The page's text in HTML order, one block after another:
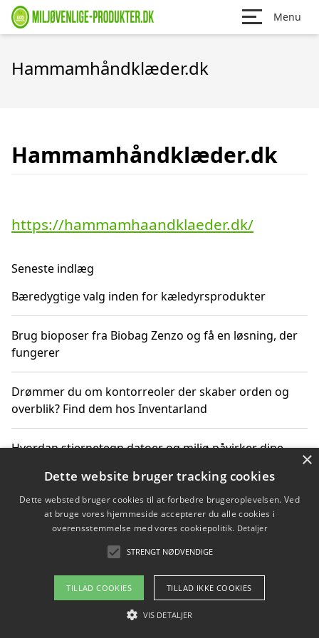
Menu
Hammamhåndklæder.dk
Hammamhåndklæder.dk
https://hammamhaandklaeder.dk/
Seneste indlæg
Bæredygtige valg inden for kæledyrsprodukter
Brug bioposer fra Biobag Zenzo og få en løsning, der
fungerer
Drømmer du om kontorreoler der skaber orden og
overblik? Find dem hos Inventarland
Hvordan stjernetegn datoer og miljø påvirker dine
Bæredygtige gadgets til en grønnere hverdag
Om / kontakt
Blog Betingelser
×
Dette website bruger tracking cookies
Dette websted bruger cookies til at forbedre brugeroplevelsen. Ved
at bruge vores hjemmeside accepterer du alle cookies i
overensstemmelse med vores cookiepolitik. Detaljer
STRENGT NØDVENDIGE
TILLAD COOKIES TILLAD IKKE COOKIES
VIS DETALJER